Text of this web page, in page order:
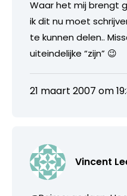
Waar het mij brengt
ik dit nu moet
te kunnen delen..
uiteindelijke “zijn” 😉
21 maart 2007 om
Vincent